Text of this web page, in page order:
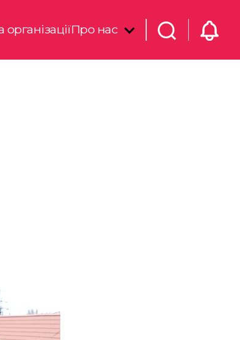
Про нас